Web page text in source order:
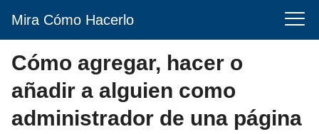
Mira Cómo Hacerlo
Cómo agregar, hacer o
añadir a alguien como
administrador de una página